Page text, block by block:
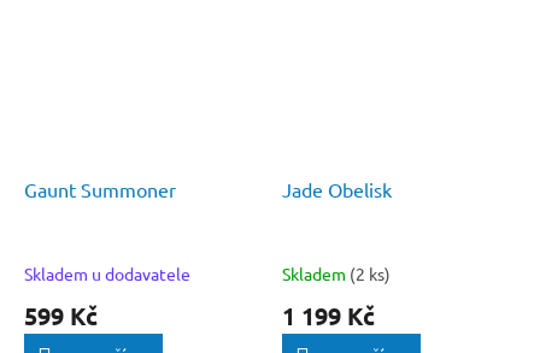
Gaunt Summoner
Skladem u dodavatele
599 Kč
Jade Obelisk
Skladem (2 ks)
1 199 Kč